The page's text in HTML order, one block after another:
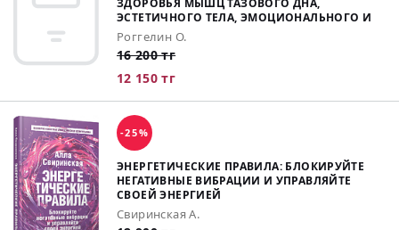
ЗДОРОВЬЯ МЫШЦ ТАЗОВОГО ДНА,
ЭСТЕТИЧНОГО ТЕЛА, ЭМОЦИОНАЛЬНОГО И
Роггелин О.
16 200 тг
12 150 тг
-25%
ЭНЕРГЕТИЧЕСКИЕ ПРАВИЛА: БЛОКИРУЙТЕ
НЕГАТИВНЫЕ ВИБРАЦИИ И УПРАВЛЯЙТЕ
СВОЕЙ ЭНЕРГИЕЙ
Свиринская А.